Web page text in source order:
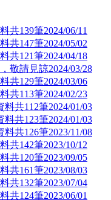
共139筆2024/06/11
共147筆2024/05/02
共121筆2024/04/18
敬請見諒2024/03/28
共129筆2024/03/06
共113筆2024/02/23
料共112筆2024/01/03
料共123筆2024/01/03
料共126筆2023/11/08
共142筆2023/10/12
共120筆2023/09/05
共161筆2023/08/03
共132筆2023/07/04
共124筆2023/06/01